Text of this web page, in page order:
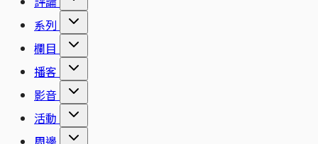
系列
欄目
播客
影音
活動